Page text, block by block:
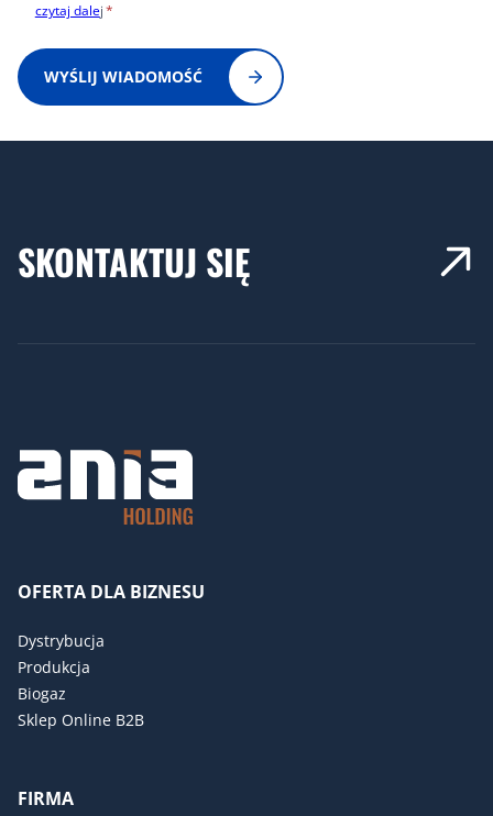
czytaj dalej*
WYŚLIJ WIADOMOŚĆ
SKONTAKTUJ SIĘ
OFERTA DLA BIZNESU
Dystrybucja
Produkcja
Biogaz
Sklep Online B2B
FIRMA